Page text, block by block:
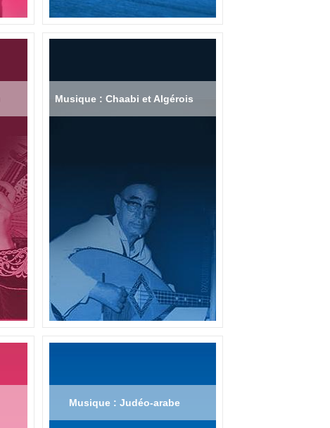
Musique : Chaabi et Algérois
Musique : Judéo-arabe